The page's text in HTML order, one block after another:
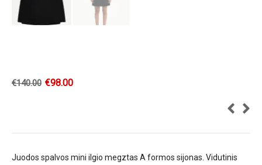
€140.00 €98.00
Juodos spalvos mini ilgio megztas A formos sijonas. Vidutinis